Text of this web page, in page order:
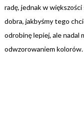
radę, jednak w
dobra, jakbyśmy tego
odrobinę lepiej, ale nadal
odwzorowaniem kolorów.